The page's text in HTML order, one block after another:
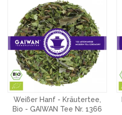
Weißer Hanf - Kräutertee,
Bio - GAIWAN Tee Nr. 1366